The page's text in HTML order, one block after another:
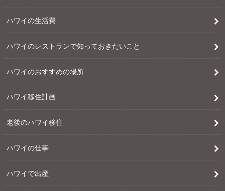
ハワイの生活費
ハワイのレストランで知っておきたいこと
ハワイのおすすめの場所
ハワイ移住計画
老後のハワイ移住
ハワイの仕事
ハワイで出産